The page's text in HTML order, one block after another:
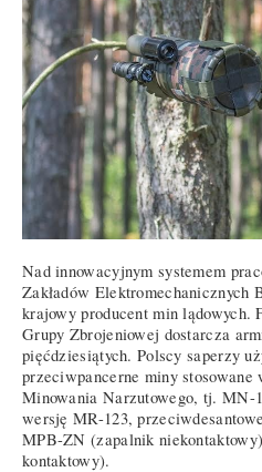
Nad innowacyjnym systemem
Zakładów Elektromechanicznych
krajowy producent min lądowych.
Grupy Zbrojeniowej dostarcza
pięćdziesiątych. Polscy saperzy
przeciwpancerne miny
Minowania Narzutowego, tj. MN-
wersję MR-123,
MPB-ZN (zapalnik
kontaktowy).